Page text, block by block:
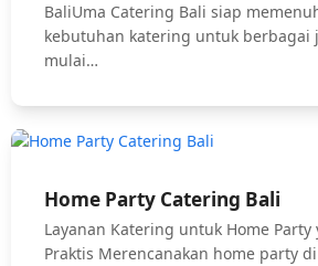
BaliUma Catering Bali siap
kebutuhan katering untuk berbagai
mulai…
Home Party Catering Bali
Layanan Katering untuk Home Party
Praktis Merencanakan home party